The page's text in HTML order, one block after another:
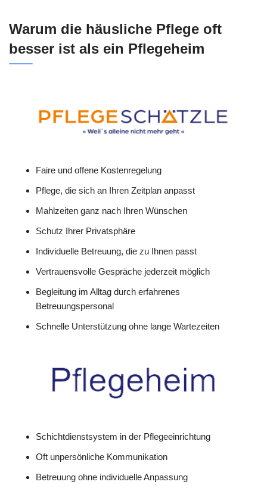
Warum die häusliche Pflege oft
besser ist als ein Pflegeheim
Faire und offene Kostenregelung
Pflege, die sich an Ihren Zeitplan anpasst
Mahlzeiten ganz nach Ihren Wünschen
Schutz Ihrer Privatsphäre
Individuelle Betreuung, die zu Ihnen passt
Vertrauensvolle Gespräche jederzeit möglich
Begleitung im Alltag durch erfahrenes
Betreuungspersonal
Schnelle Unterstützung ohne lange Wartezeiten
Schichtdienstsystem in der Pflegeeinrichtung
Oft unpersönliche Kommunikation
Betreuung ohne individuelle Anpassung